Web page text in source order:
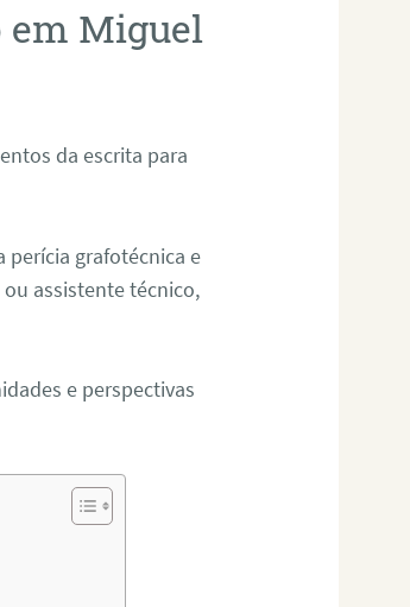
em Miguel
da escrita para
perícia grafotécnica e
assistente técnico,
e perspectivas